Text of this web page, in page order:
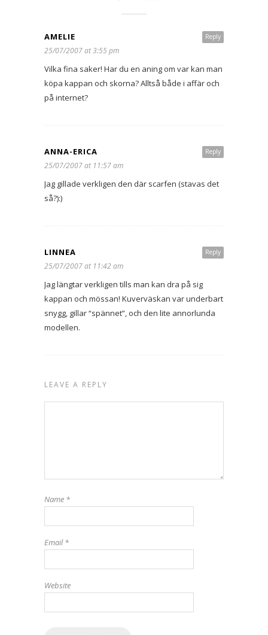
Reply
AMELIE
25/07/2007 at 3:55 pm
Vilka fina saker! Har du en aning om var kan man
köpa kappan och skorna? Alltså både i affär och
på internet?
Reply
ANNA-ERICA
25/07/2007 at 11:57 am
Jag gillade verkligen den där scarfen (stavas det
så?):)
Reply
LINNEA
25/07/2007 at 11:42 am
Jag längtar verkligen tills man kan dra på sig
kappan och mössan! Kuverväskan var underbart
snygg, gillar “spännet”, och den lite annorlunda
modellen.
LEAVE A REPLY
Name *
Email*
Website